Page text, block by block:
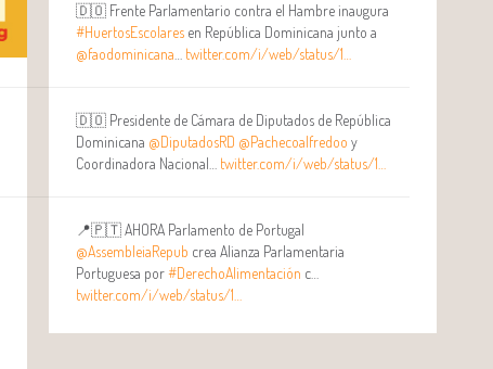
🇩🇴 Frente Parlamentario contra el Hambre inaugura
#HuertosEscolares en República Dominicana junto a
@faodominicana
twitter.com/i/web/status/1…
🇩🇴 Presidente de Cámara de Diputados de República
Dominicana @DiputadosRD @Pachecoalfredoo y
Coordinadora Nacional… twitter.com/i/web/status/1…
📍🇵🇹 AHORA Parlamento de Portugal
@AssembleiaRepub crea Alianza Parlamentaria
Portuguesa por#DerechoAlimentación c…
twitter.com/i/web/status/1…